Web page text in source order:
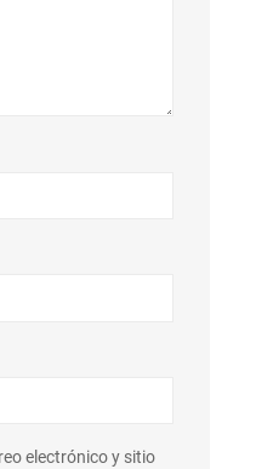
electrónico y sitio